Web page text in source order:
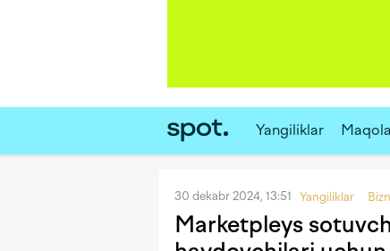
Yangiliklar
30 dekabr 2024, 13:51 Yangiliklar
Marketpleys